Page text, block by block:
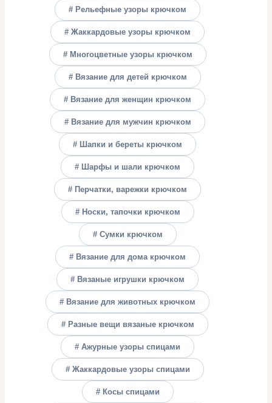
# Рельефные узоры крючком
# Жаккардовые узоры крючком
# Многоцветные узоры крючком
# Вязание для детей крючком
# Вязание для женщин крючком
# Вязание для мужчин крючком
# Шапки и береты крючком
# Шарфы и шали крючком
# Перчатки, варежки крючком
# Носки, тапочки крючком
# Сумки крючком
# Вязание для дома крючком
# Вязаные игрушки крючком
# Вязание для животных крючком
# Разные вещи вязаные крючком
# Ажурные узоры спицами
# Жаккардовые узоры спицами
# Косы спицами